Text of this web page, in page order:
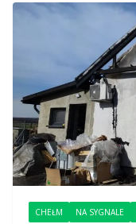
CHEŁM NA SYGNALE